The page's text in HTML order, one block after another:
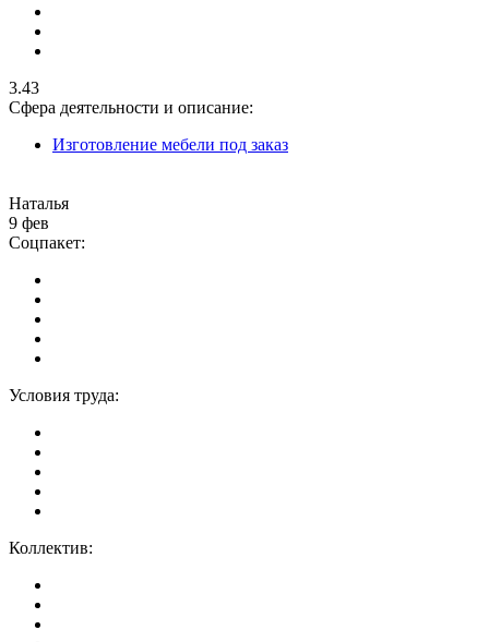
3.43
Сфера деятельности и описание:
Изготовление мебели под заказ
Наталья
9 фев
Соцпакет:
Условия труда:
Коллектив: